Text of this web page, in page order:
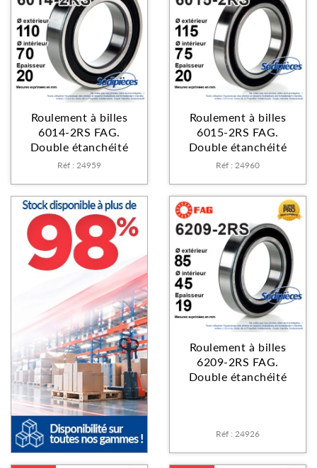
Roulement à billes
6014-2RS FAG.
Double étanchéité
Réf : 24959
Roulement à billes
6015-2RS FAG.
Double étanchéité
Réf : 24960
Roulement à billes
6209-2RS FAG.
Double étanchéité
Réf : 24926